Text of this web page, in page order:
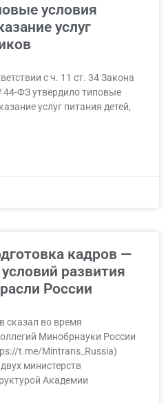
условия
услуг
с ч. 11 ст. 34 Закона
ФЗ утвердило типовые
услуг питания детей,
кадров —
развития
России
сказал во время
Минобрнауки России
t.me/Mintrans_Russia)
министерств
Академии